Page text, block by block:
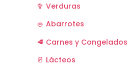
🥦 Verduras
🍚 Abarrotes
🥩 Carnes y Congelados
🥛 Lácteos